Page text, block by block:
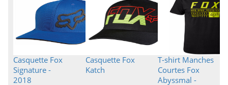
Casquette Fox
Signature -
2018
Casquette Fox
Katch
T-shirt Manches
Courtes Fox
Abyssmal -